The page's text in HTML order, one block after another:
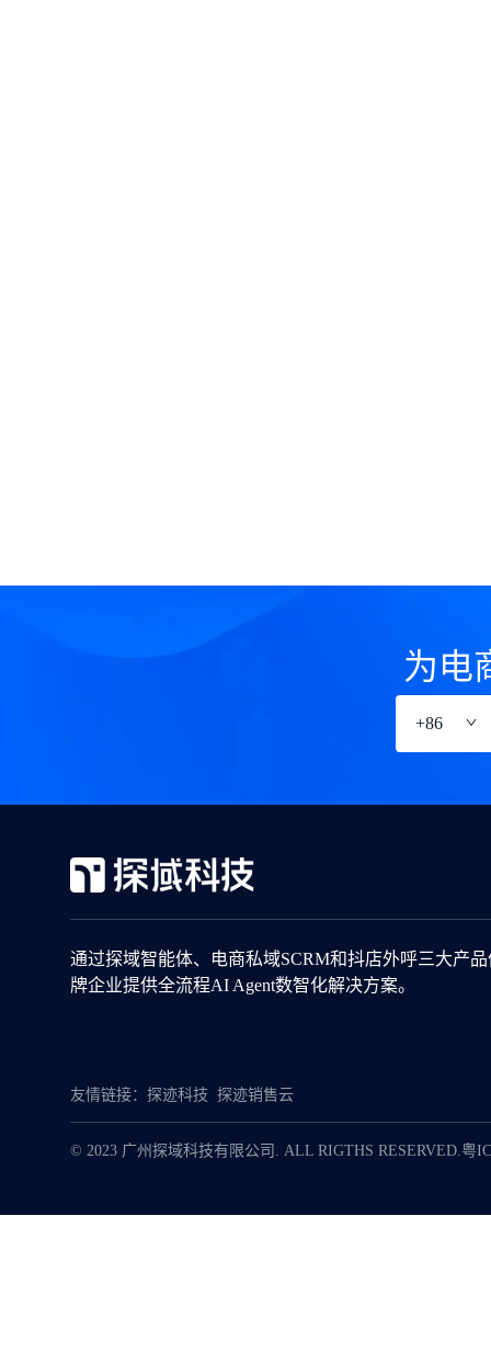
为电
+86
通过探域智能体、电商私域SCRM和抖店外呼三大产
牌企业提供全流程AI Agent数智化解决方案。
友情链接： 探迹科技 探迹销售云
© 2023 广州探域科技有限公司. ALL RIGTHS RESERVED.粤